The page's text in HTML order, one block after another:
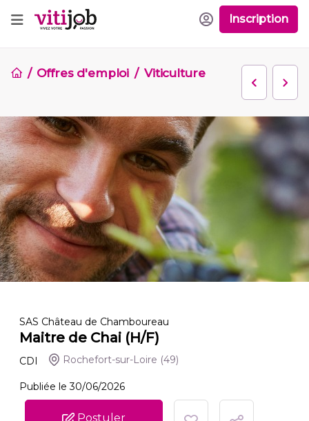
Inscription
Offres d'emploi Viticulture
SAS Château de Chamboureau
Maitre de Chai (H/F)
CDI Rochefort-sur-Loire (49)
Publiée le 30/06/2026
Postuler